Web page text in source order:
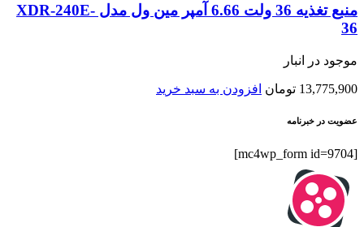
منبع تغذیه 36 ولت 6.66 آمپر مین ول مدل XDR-240E-
36
موجود در انبار
13,775,900 تومان افزودن به سبد خرید
عضویت در خبرنامه
[mc4wp_form id=9704]